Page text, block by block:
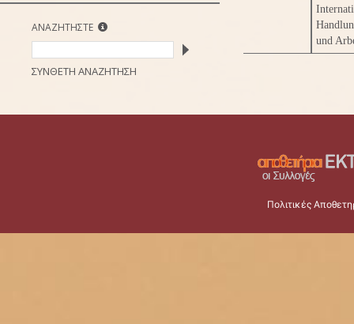
ΑΝΑΖΗΤΗΣΤΕ
ΣΥΝΘΕΤΗ ΑΝΑΖΗΤΗΣΗ
und